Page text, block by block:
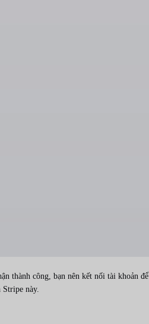
thành công, bạn nên kết nối tài khoản để
này.